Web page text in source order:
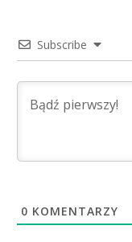
Subscribe
0 KOMENTARZY